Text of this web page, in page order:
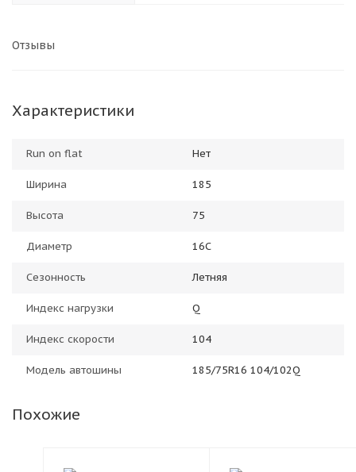
Отзывы
Характеристики
Run on flat Нет
Ширина 185
Высота 75
Диаметр 16C
Сезонность Летняя
Индекс нагрузки Q
Индекс скорости 104
Модель автошины 185/75R16 104/102Q
Похожие